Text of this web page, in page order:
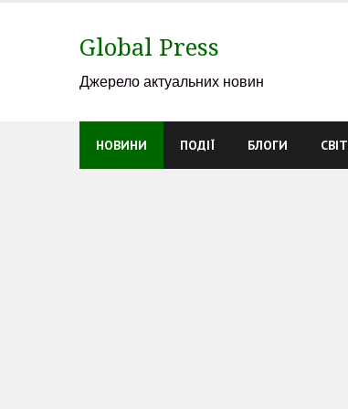
Global Press
Джерело актуальних новин
НОВИНИ ПОДІЇ БЛОГИ СВІТ